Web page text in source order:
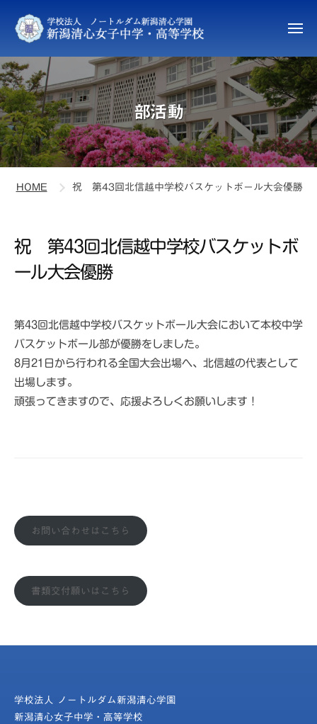
ン
ツ
へ
ス
キ
ッ
新
潟
清
心
女
子
学
等
学
メ
ュ
ー
部活動
HOME 祝 第43回北信越中学校バスケットボール大会優勝
祝 第43回北信越中学校バスケットボ
ール大会優勝
第43回北信越中学校バスケットボール大会において本校中学
バスケットボール部が優勝をしました。
8月21日から行われる全国大会出場へ、北信越の代表として
出場します。
頑張ってきますので、応援よろしくお願いします！
お問い合わせはこちら
書類交付願いはこちら
学校法人 ノートルダム新潟清心学園
新潟清心女子中学・高等学校
潟
清
女
子
中
学
・
高
等
学